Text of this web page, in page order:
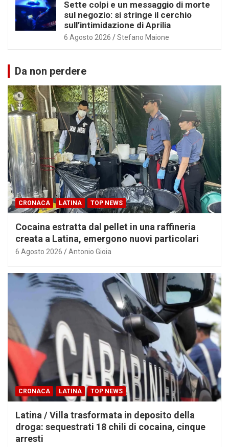
Sette colpi e un messaggio di morte
sul negozio: si stringe il cerchio
sull’intimidazione di Aprilia
6 Agosto 2026 Stefano Maione
Da non perdere
CRONACA LATINA TOP NEWS
Cocaina estratta dal pellet in una raffineria
creata a Latina, emergono nuovi particolari
6 Agosto 2026 Antonio Gioia
CRONACA LATINA TOP NEWS
Latina / Villa trasformata in deposito della
droga: sequestrati 18 chili di cocaina, cinque
arresti